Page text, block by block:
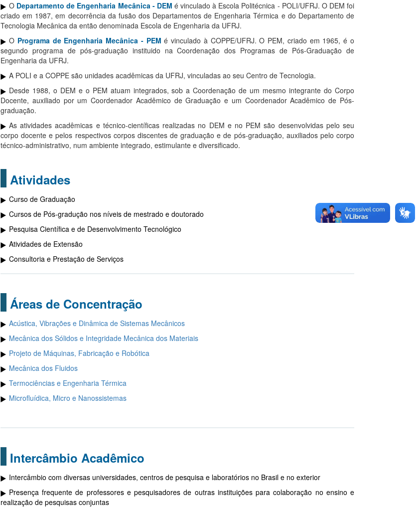
O Departamento de Engenharia Mecânica - DEM é vinculado à Escola Politécnica - POLI/UFRJ. O DEM foi
criado em 1987, em decorrência da fusão dos Departamentos de Engenharia Térmica e do Departamento de
Tecnologia Mecânica da então denominada Escola de Engenharia da UFRJ.
O Programa de Engenharia Mecânica - PEM é vinculado à COPPE/UFRJ. O PEM, criado em 1965, é o
segundo programa de pós-graduação instituido na Coordenação dos Programas de Pós-Graduação de
Engenharia da UFRJ.
A POLI e a COPPE são unidades acadêmicas da UFRJ, vinculadas ao seu Centro de Tecnologia.
Desde 1988, o DEM e o PEM atuam integrados, sob a Coordenação de um mesmo integrante do Corpo
Docente, auxiliado por um Coordenador Acadêmico de Graduação e um Coordenador Acadêmico de Pós-
graduação.
As atividades acadêmicas e técnico-científicas realizadas no DEM e no PEM são desenvolvidas pelo seu
corpo docente e pelos respectivos corpos discentes de graduação e de pós-graduação, auxiliados pelo corpo
técnico-administrativo, num ambiente integrado, estimulante e diversificado.
Atividades
Curso de Graduação
Cursos de Pós-gradução nos níveis de mestrado e doutorado
Pesquisa Científica e de Desenvolvimento Tecnológico
Atividades de Extensão
Consultoria e Prestação de Serviços
Áreas de Concentração
Acústica, Vibrações e Dinâmica de Sistemas Mecânicos
Mecânica dos Sólidos e Integridade Mecânica dos Materiais
Projeto de Máquinas, Fabricação e Robótica
Mecânica dos Fluidos
Termociências e Engenharia Térmica
Microfluídica, Micro e Nanossistemas
Intercâmbio Acadêmico
Intercâmbio com diversas universidades, centros de pesquisa e laboratórios no Brasil e no exterior
Presença frequente de professores e pesquisadores de outras instituições para colaboração no ensino e
realização de pesquisas conjuntas